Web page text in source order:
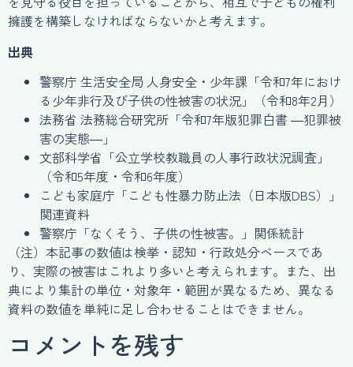
擁護を構築しなければならないかと考えます。
出典
警察庁 生活安全局 人身安全・少年課「令和7年におけ
る少年非行及び子供の性被害の状況」（令和8年2月）
法務省 法務総合研究所「令和7年版犯罪白書 ―犯罪被
害の実態―」
文部科学省「公立学校教職員の人事行政状況調査」
（令和5年度・令和6年度）
こども家庭庁「こども性暴力防止法（日本版DBS）」
関連資料
警察庁「なくそう、子供の性被害。」関係統計
（注）本記事の数値は検挙・認知・行政処分ベースであ
り、実際の被害はこれより多いと考えられます。また、出
典により集計の単位・対象年・範囲が異なるため、異なる
資料の数値を単純に足し合わせることはできません。
コメントを残す